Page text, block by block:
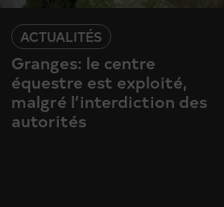
ACTUALITÉS
Granges: le centre
équestre est exploité,
malgré l’interdiction des
autorités